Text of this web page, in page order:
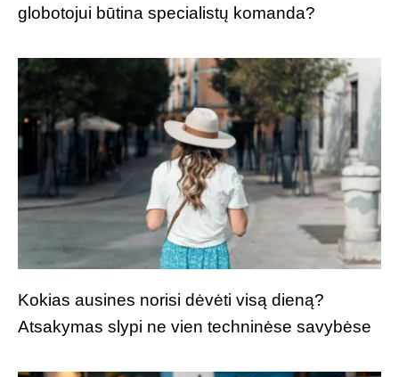
globotojui būtina specialistų komanda?
Kokias ausines norisi dėvėti visą dieną?
Atsakymas slypi ne vien techninėse savybėse